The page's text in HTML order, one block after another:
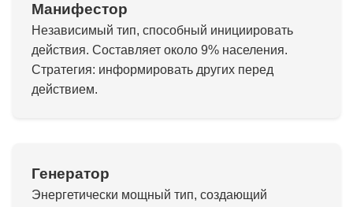
Манифестор
Независимый тип, способный инициировать
действия. Составляет около 9% населения.
Стратегия: информировать других перед
действием.
Генератор
Энергетически мощный тип, создающий